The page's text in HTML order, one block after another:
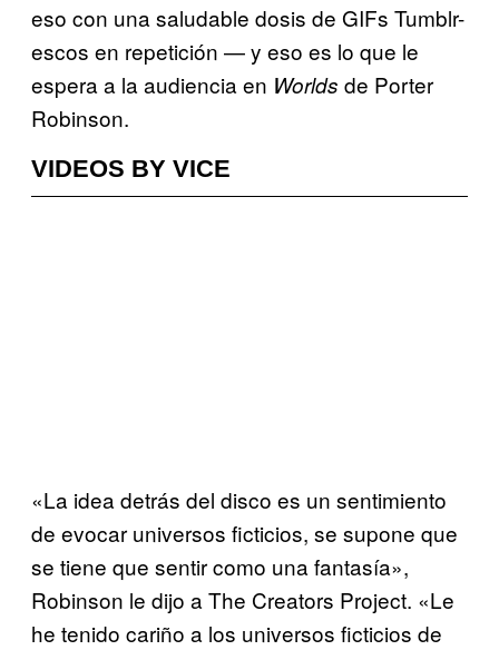
eso con una saludable dosis de GIFs Tumblr-
escos en repetición — y eso es lo que le
espera a la audiencia en Worlds de Porter
Robinson.
VIDEOS BY VICE
«La idea detrás del disco es un sentimiento
de evocar universos ficticios, se supone que
se tiene que sentir como una fantasía»,
Robinson le dijo a The Creators Project. «Le
he tenido cariño a los universos ficticios de